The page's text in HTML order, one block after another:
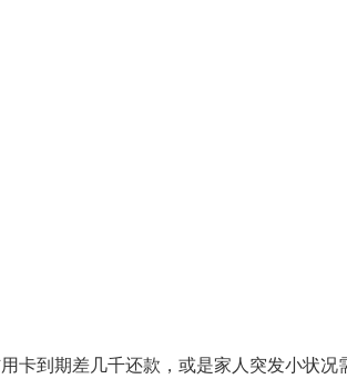
卡到期差几千还款，或是家人突发小状况